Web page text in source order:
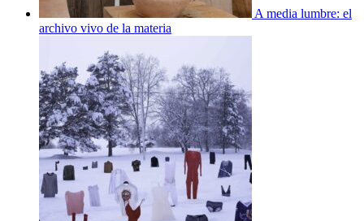
A media lumbre: el
archivo vivo de la materia